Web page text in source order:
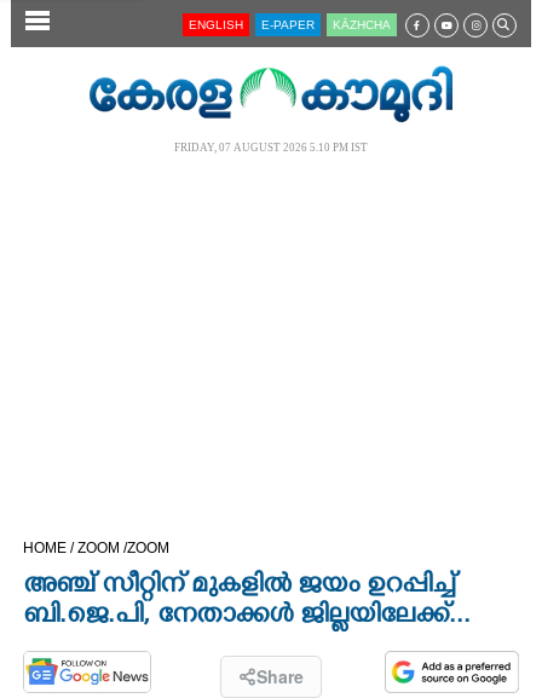
SECTIONS ENGLISH E-PAPER KĀZHCHA
FRIDAY, 07 AUGUST 2026 5.10 PM IST
HOME /ZOOM /ZOOM
അഞ്ച് സീറ്റിന് മുകളിൽ ജയം ഉറപ്പിച്ച്
ബി.ജെ.പി, നേതാക്കൾ ജില്ലയിലേക്ക്...
Share